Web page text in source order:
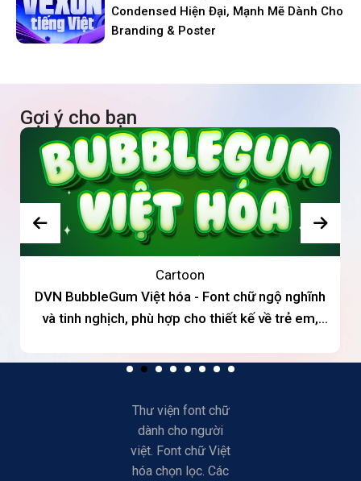
Condensed Hiện Đại, Mạnh Mẽ Dành Cho
Branding & Poster
Gợi ý cho bạn
Cartoon
DVN BubbleGum Việt hóa - Font chữ ngộ nghĩnh
và tinh nghịch, phù hợp cho thiết kế về trẻ em,
Thư viện font chữ
dành cho người
việt. Font chữ Việt
hóa chọn lọc. Các